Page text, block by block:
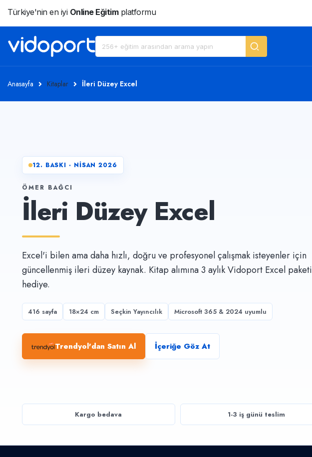
Türkiye'nin en iyi Online Eğitimplatformu
Anasayfa Kitaplar İleri Düzey Excel
12. BASKI · NİSAN 2026
ÖMER BAĞCI
İleri Düzey Excel
Excel'i bilen ama daha hızlı, doğru ve profesyonel çalışmak isteyenler için
güncellenmiş ileri düzey kaynak. Kitap alımına 3 aylık Vidoport Excel paketi
hediye.
416 sayfa 18×24 cm Seçkin Yayıncılık Microsoft 365 & 2024 uyumlu
Trendyol'dan Satın Al İçeriğe Göz At
Kargo bedava 1-3 iş günü teslim